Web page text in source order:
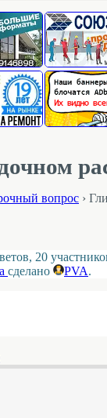
вопрос ›
20
сделано PVA.